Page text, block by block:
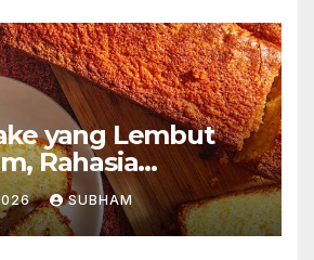
yang Lembut
Rahasia
Kue Klasik yang
Kehilangan
SUBHAM